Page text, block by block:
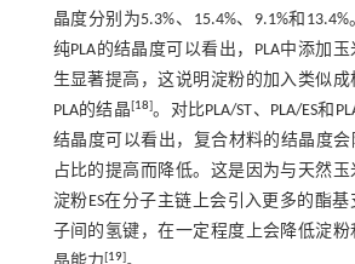
晶度分别为5.3%、15.4%、9.1%和
纯PLA的结晶度可以看出，PLA中添加
生显著提高，这说明淀粉的加入类似
PLA的结晶[18]。对比PLA/ST、PLA/ES和
结晶度可以看出，复合材料的结晶度会
占比的提高而降低。这是因为与天然
淀粉ES在分子主链上会引入更多的酯
子间的氢键，在一定程度上会降低淀粉
[19]